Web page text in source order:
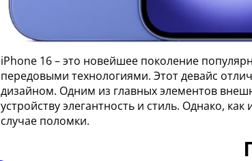
iPhone 16 – это новейшее поколение
передовыми технологиями. Этот девайс
дизайном. Одним из главных элементов
устройству элегантность и стиль. Однако,
случае поломки.